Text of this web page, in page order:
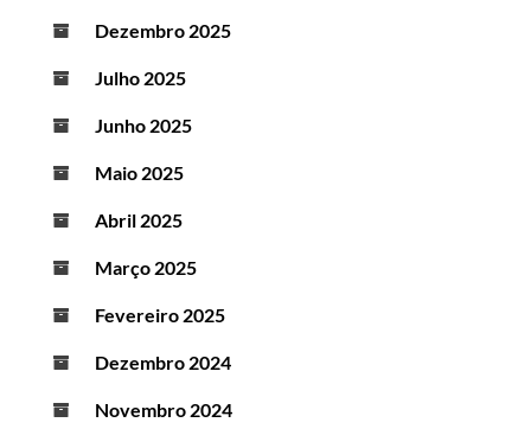
Dezembro 2025
Julho 2025
Junho 2025
Maio 2025
Abril 2025
Março 2025
Fevereiro 2025
Dezembro 2024
Novembro 2024